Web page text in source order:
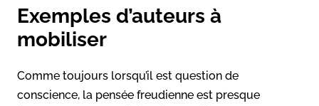
Exemples d’auteurs à
mobiliser
Comme toujours lorsqu’il est question de
conscience, la pensée freudienne est presque